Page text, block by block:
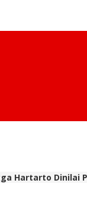
Hartarto Dinilai